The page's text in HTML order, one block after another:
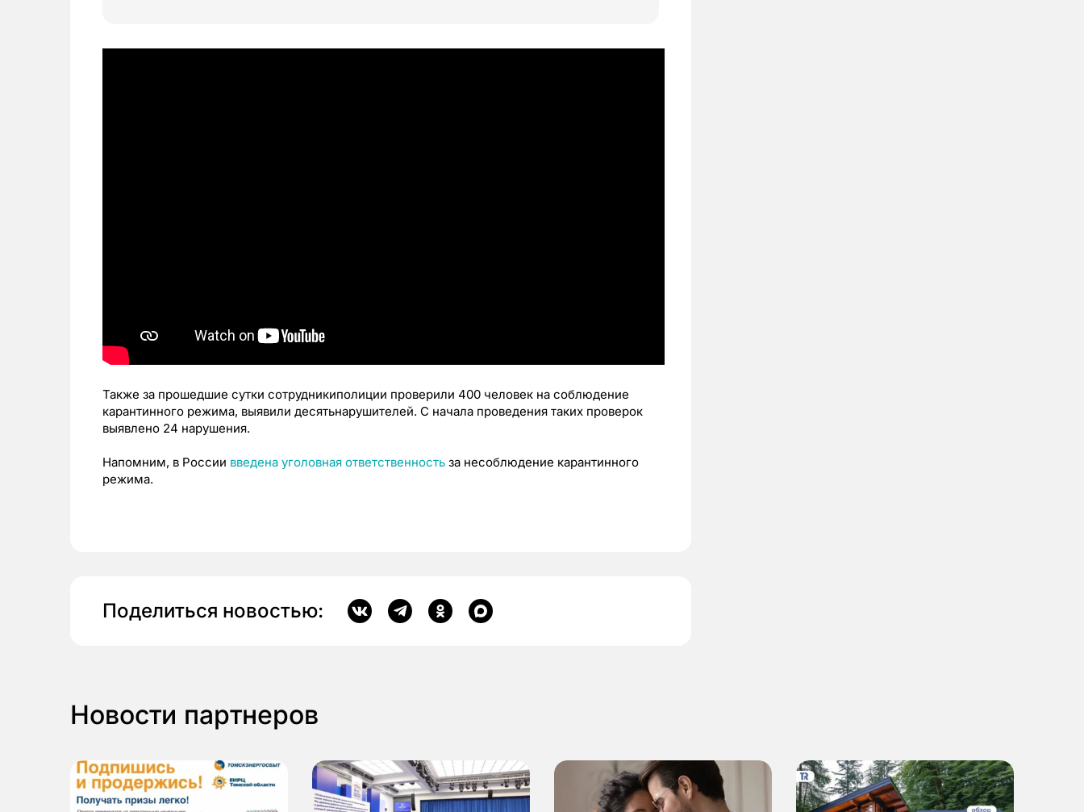
Также за прошедшие сутки сотрудникиполиции проверили 400 человек на соблюдение
карантинного режима, выявили десятьнарушителей. С начала проведения таких проверок
выявлено 24 нарушения.
Напомним, в России введена уголовная ответственность за несоблюдение карантинного
режима.
Поделиться новостью:
Новости партнеров